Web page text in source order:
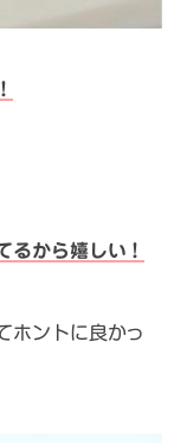
るから嬉しい！
ホントに良かっ